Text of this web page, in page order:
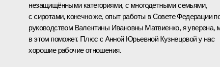
незащищёнными категориями, с многодетными семьями,
с сиротами, конечно же, опыт работы в Совете Федерации
руководством Валентины Ивановны Матвиенко, я уверена,
в этом поможет. Плюс с Анной Юрьевной Кузнецовойу нас
хорошие рабочие отношения.